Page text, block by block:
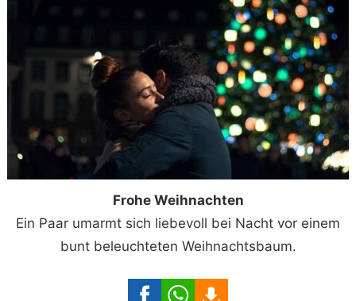
Frohe Weihnachten
Ein Paar umarmt sich liebevoll bei Nacht vor einem
bunt beleuchteten Weihnachtsbaum.